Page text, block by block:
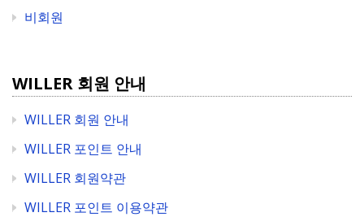
비회원
WILLER 회원 안내
WILLER 회원 안내
WILLER 포인트 안내
WILLER 회원약관
WILLER 포인트 이용약관